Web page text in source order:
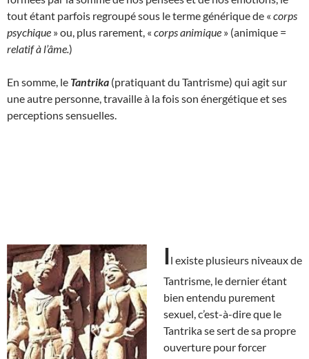
tout étant parfois regroupé sous le terme générique de « corps
psychique » ou, plus rarement, « corps animique » (animique =
relatif à l’âme.)
En somme, le Tantrika (pratiquant du Tantrisme) qui agit sur
une autre personne, travaille à la fois son énergétique et ses
perceptions sensuelles.
Il existe plusieurs niveaux de
Tantrisme, le dernier étant
bien entendu purement
sexuel, c’est-à-dire que le
Tantrika se sert de sa propre
ouverture pour forcer